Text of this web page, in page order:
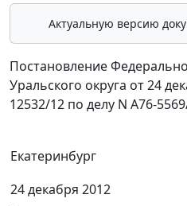
Актуальную версию
Постановление
Уральского округа от 24
12532/12 по делу N А76-
Екатеринбург
24 декабря 2012